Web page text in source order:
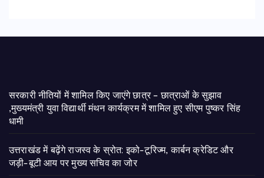
सरकारी नीतियों में शामिल किए जाएंगे छात्र – छात्राओं के सुझाव
,मुख्यमंत्री युवा विद्यार्थी मंथन कार्यक्रम में शामिल हुए सीएम पुष्कर सिंह
धामी
उत्तराखंड में बढ़ेंगे राजस्व के स्रोत: इको-टूरिज्म, कार्बन क्रेडिट और
जड़ी-बूटी आय पर मुख्य सचिव का जोर